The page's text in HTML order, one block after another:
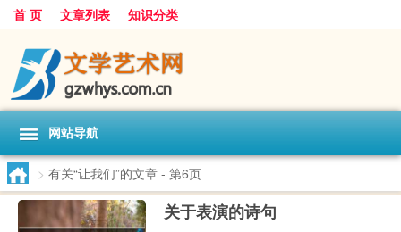
首 页 文章列表 知识分类
网站导航
> 有关“让我们”的文章 - 第6页
关于表演的诗句